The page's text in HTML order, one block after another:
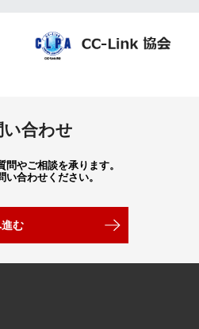
い合わせ
問やご相談を承ります。
い合わせください。
む